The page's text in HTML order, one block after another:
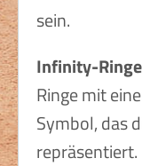
sein.
Infinity-
Ringe mit
Symbol, das
repräsentiert.